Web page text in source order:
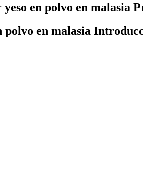
yeso en polvo en malasia
polvo en malasia